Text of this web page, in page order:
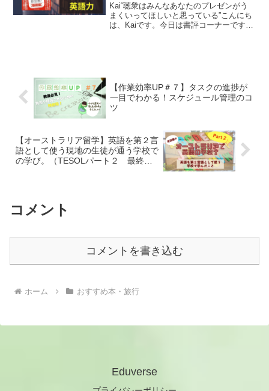
Kai“聴衆はみんなあなたのプレゼンがう
まくいってほしいと思っている”こんにち
は、Kaiです。今日は書評コーナーです。
【作業効率UP＃７】タスクの進捗が
一目でわかる！スケジュール管理のコ
ツ
【オーストラリア留学】英語を第２言
語として使う現地の生徒が通う学校で
の学び。（TESOLパート２ 最終報
コメント
コメントを書き込む
ホーム おすすめ本・旅行
Eduverse